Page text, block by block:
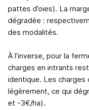
pattes d’oies). La
dégradée :
des modalités.
À l’inverse, pour la
charges en intrants
identique. Les
légèrement, ce qui
et -3€/ha).